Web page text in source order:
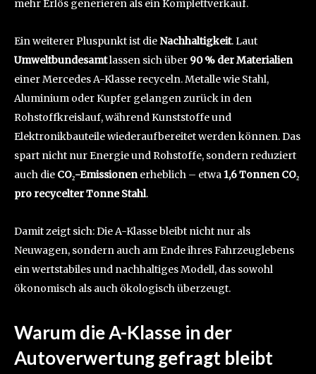
mehr Erlös generieren als ein Komplettverkauf.
Ein weiterer Pluspunkt ist dieNachhaltigkeit. Laut
Umweltbundesamtlassen sich über 90 % der Materialien
einer Mercedes A-Klasse recyceln. Metalle wie Stahl,
Aluminium oder Kupfer gelangen zurück in den
Rohstoffkreislauf, während Kunststoffe und
Elektronikbauteile wiederaufbereitet werden können. Das
spart nicht nur Energie und Rohstoffe, sondern reduziert
auch die CO₂-Emissionenerheblich – etwa1,6 Tonnen CO₂
pro recycelter Tonne Stahl.
Damit zeigt sich: Die A-Klasse bleibt nicht nur als
Neuwagen, sondern auch am Ende ihres Fahrzeuglebens
ein wertstabiles und nachhaltiges Modell, das sowohl
ökonomisch als auch ökologisch überzeugt.
Warum die A-Klasse in der
Autoverwertung gefragt bleibt